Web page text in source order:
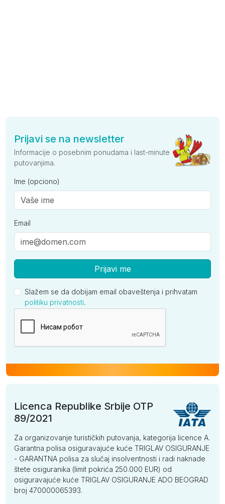
Prijavi se na newsletter
Informacije o posebnim ponudama i last-minute
putovanjima.
Ime (opciono)
Email
Prijavi me
Slažem se da dobijam email obaveštenja i prihvatam
politiku privatnosti.
Licenca Republike Srbije OTP
89/2021
Za organizovanje turističkih putovanja, kategorija licence A.
Garantna polisa osiguravajuće kuće TRIGLAV OSIGURANJE
- GARANTNA polisa za slučaj insolventnosti i radi naknade
štete osiguranika (limit pokrića 250.000 EUR) od
osiguravajuće kuće TRIGLAV OSIGURANJE ADO BEOGRAD
broj 470000065393.